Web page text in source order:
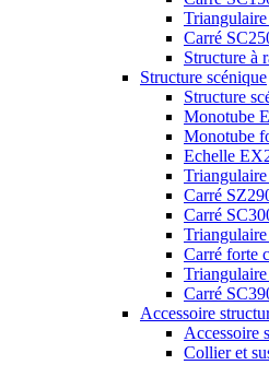
Carré
Structure à
Structure scénique
Structure
Monotube
Monotube
Echelle
Carré
Carré
Carré forte
Carré
Accessoire
Accessoire
Collier et